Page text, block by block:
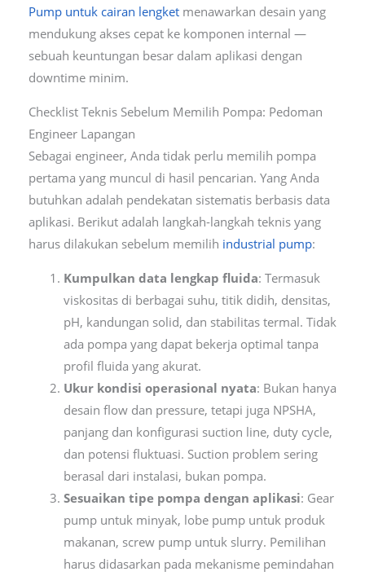
Pump untuk cairan lengketmenawarkan desain yang
mendukung akses cepat ke komponen internal —
sebuah keuntungan besar dalam aplikasi dengan
downtime minim.
Checklist Teknis Sebelum Memilih Pompa: Pedoman
Engineer Lapangan
Sebagai engineer, Anda tidak perlu memilih pompa
pertama yang muncul di hasil pencarian. Yang Anda
butuhkan adalah pendekatan sistematis berbasis data
aplikasi. Berikut adalah langkah-langkah teknis yang
harus dilakukan sebelum memilih industrial pump:
Kumpulkan data lengkap fluida: Termasuk
viskositas di berbagai suhu, titik didih, densitas,
pH, kandungan solid, dan stabilitas termal. Tidak
ada pompa yang dapat bekerja optimal tanpa
profil fluida yang akurat.
Ukur kondisi operasional nyata: Bukan hanya
desain flow dan pressure, tetapi juga NPSHA,
panjang dan konfigurasi suction line, duty cycle,
dan potensi fluktuasi. Suction problem sering
berasal dari instalasi, bukan pompa.
Sesuaikan tipe pompa dengan aplikasi: Gear
pump untuk minyak, lobe pump untuk produk
makanan, screw pump untuk slurry. Pemilihan
harus didasarkan pada mekanisme pemindahan